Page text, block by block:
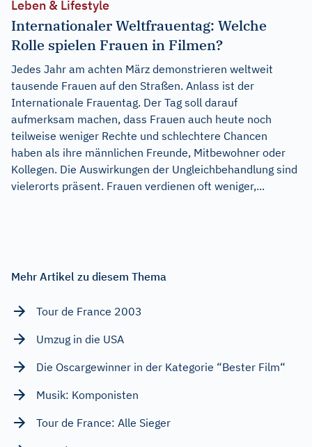
Leben & Lifestyle
Internationaler Weltfrauentag: Welche
Rolle spielen Frauen in Filmen?
Jedes Jahr am achten März demonstrieren weltweit
tausende Frauen auf den Straßen. Anlass ist der
Internationale Frauentag. Der Tag soll darauf
aufmerksam machen, dass Frauen auch heute noch
teilweise weniger Rechte und schlechtere Chancen
haben als ihre männlichen Freunde, Mitbewohner oder
Kollegen. Die Auswirkungen der Ungleichbehandlung sind
vielerorts präsent. Frauen verdienen oft weniger,...
Mehr Artikel zu diesem Thema
Tour de France 2003
Umzug in die USA
Die Oscargewinner in der Kategorie “Bester Film“
Musik: Komponisten
Tour de France: Alle Sieger